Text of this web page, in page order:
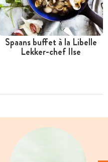
Spaans buffet à la Libelle
Lekker-chef Ilse